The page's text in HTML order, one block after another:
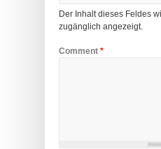
Der Inhalt dieses Feldes
zugänglich angezeigt.
Comment *